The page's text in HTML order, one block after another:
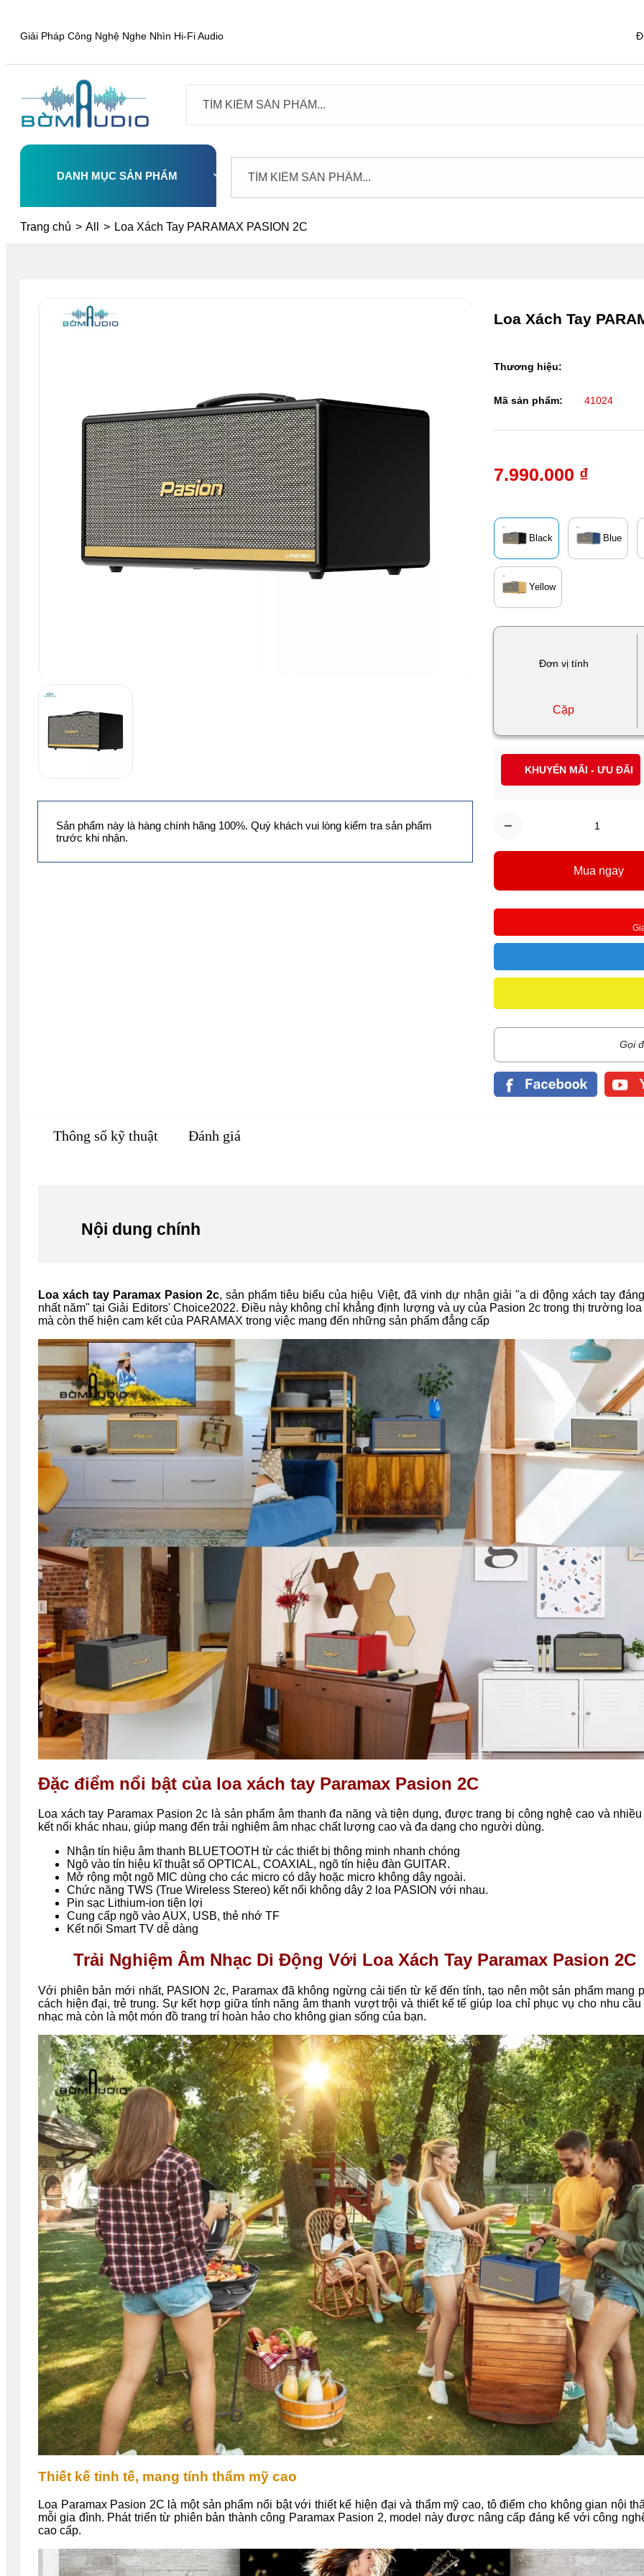
Giải Pháp Công Nghệ Nghe Nhìn Hi-Fi Audio
DANH MỤC SẢN PHẨM
Select
Trang chủ > All > Loa Xách Tay PARAMAX PASION 2C
Đơn vị tính
Cặp
Loa Xách Tay
Black Blue
Yellow
Gọi
7.990.000 ₫
Thương hiệu:
Mã sản phẩm: 41024
Mua ngay
KHUYẾN MÃI - ƯU ĐÃI
Sản phẩm này là hàng chính hãng 100%. Quý khách vui lòng kiểm tra sản phẩm
trước khi nhận.
Thông số kỹ thuật Đánh giá
Nội dung chính
Loa xách tay Paramax Pasion 2c, sản phẩm tiêu biểu của hiệu Việt, đã vinh dự nhận giải "a di động xách tay
nhất năm" tại Giải Editors' Choice2022. Điều này không chỉ khẳng định lượng và uy của Pasion 2c trong thị trường loa
mà còn thể hiện cam kết của PARAMAX trong việc mang đến những sản phẩm đẳng cấp
Đặc điểm nổi bật của loa xách tay Paramax Pasion 2C
Loa xách tay Paramax Pasion 2c là sản phẩm âm thanh đa năng và tiện dụng, được trang bị công nghệ cao và
kết nối khác nhau, giúp mang đến trải nghiệm âm nhạc chất lượng cao và đa dạng cho người dùng.
Nhận tín hiệu âm thanh BLUETOOTH từ các thiết bị thông minh nhanh chóng
Ngõ vào tín hiệu kĩ thuật số OPTICAL, COAXIAL, ngõ tín hiệu đàn GUITAR.
Mở rộng một ngõ MIC dùng cho các micro có dây hoặc micro không dây ngoài.
Chức năng TWS (True Wireless Stereo) kết nối không dây 2 loa PASION với nhau.
Pin sạc Lithium-ion tiện lợi
Cung cấp ngõ vào AUX, USB, thẻ nhớ TF
Kết nối Smart TV dễ dàng
Trải Nghiệm Âm Nhạc Di Động Với Loa Xách Tay Paramax Pasion 2C
Với phiên bản mới nhất, PASION 2c, Paramax đã không ngừng cải tiến từ kế đến tính, tạo nên một sản phẩm mang
cách hiện đại, trẻ trung. Sự kết hợp giữa tính năng âm thanh vượt trội và thiết kế tế giúp loa chỉ phục vụ cho nhu cầu
nhạc mà còn là một món đồ trang trí hoàn hảo cho không gian sống của bạn.
Thiết kế tinh tế, mang tính thẩm mỹ cao
Loa Paramax Pasion 2C là một sản phẩm nổi bật với thiết kế hiện đại và thẩm mỹ cao, tô điểm cho không gian nội
mỗi gia đình. Phát triển từ phiên bản thành công Paramax Pasion 2, model này được nâng cấp đáng kể với công
cao cấp.